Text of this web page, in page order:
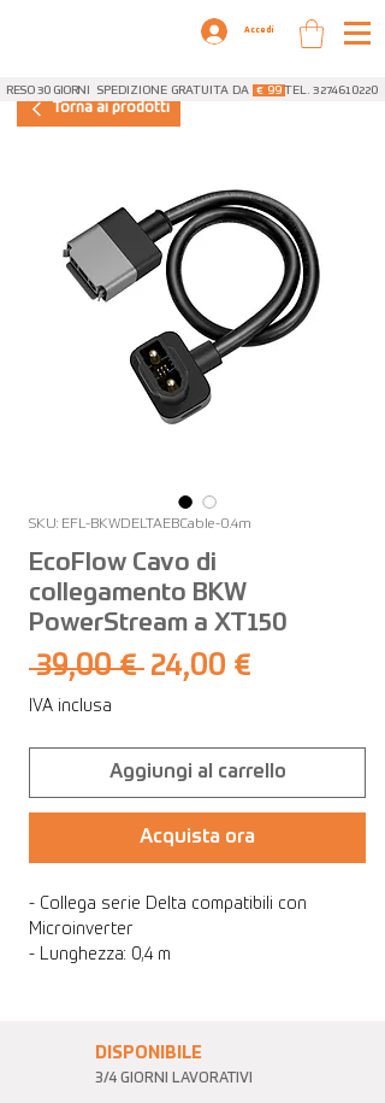
Accedi
RESO 30 GIORNI SPEDIZIONE GRATUITA DA € 99TEL. 3274610220
Torna ai prodotti
SKU: EFL-BKWDELTAEBCable-0.4m
EcoFlow Cavo di
collegamento BKW
PowerStream a XT150
39,00 € Prezzo
24,00 €
IVA inclusa
Aggiungi al carrello
Acquista ora
- Collega serie Delta compatibili con
Microinverter
- Lunghezza: 0,4 m
DISPONIBILE
3/4 GIORNI LAVORATIVI